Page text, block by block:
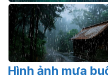
Hình ảnh mưa